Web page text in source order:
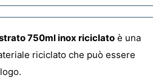
750ml inox riciclato è una
riciclato che può essere